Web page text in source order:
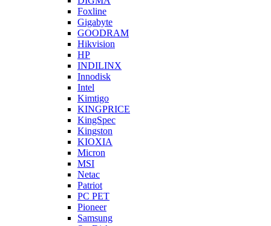
Foxline
Gigabyte
GOODRAM
Hikvision
HP
INDILINX
Innodisk
Intel
Kimtigo
KINGPRICE
KingSpec
Kingston
KIOXIA
Micron
MSI
Netac
Patriot
PC PET
Pioneer
Samsung